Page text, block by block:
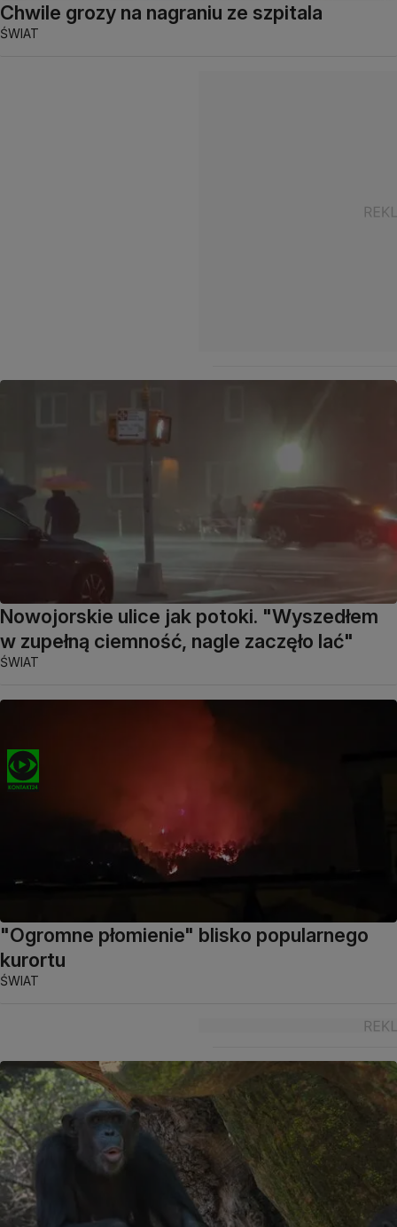
Chwile grozy na nagraniu ze szpitala
ŚWIAT
Nowojorskie ulice jak potoki. "Wyszedłem
w zupełną ciemność, nagle zaczęło lać"
ŚWIAT
"Ogromne płomienie" blisko popularnego
kurortu
ŚWIAT